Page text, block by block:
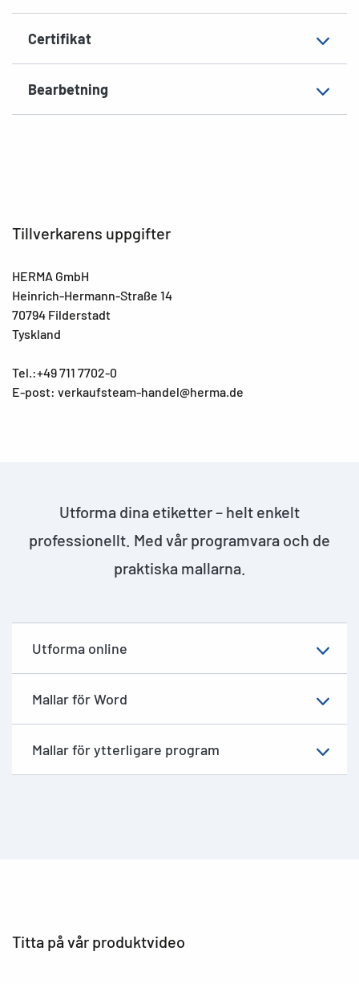
Certifikat
Bearbetning
Tillverkarens uppgifter
HERMA GmbH
Heinrich-Hermann-Straße 14
70794 Filderstadt
Tyskland
Tel.:+49 711 7702-0
E-post: verkaufsteam-handel@herma.de
Utforma dina etiketter – helt enkelt
professionellt. Med vår programvara och de
praktiska mallarna.
Utforma online
Mallar för Word
Mallar för ytterligare program
Titta på vår produktvideo